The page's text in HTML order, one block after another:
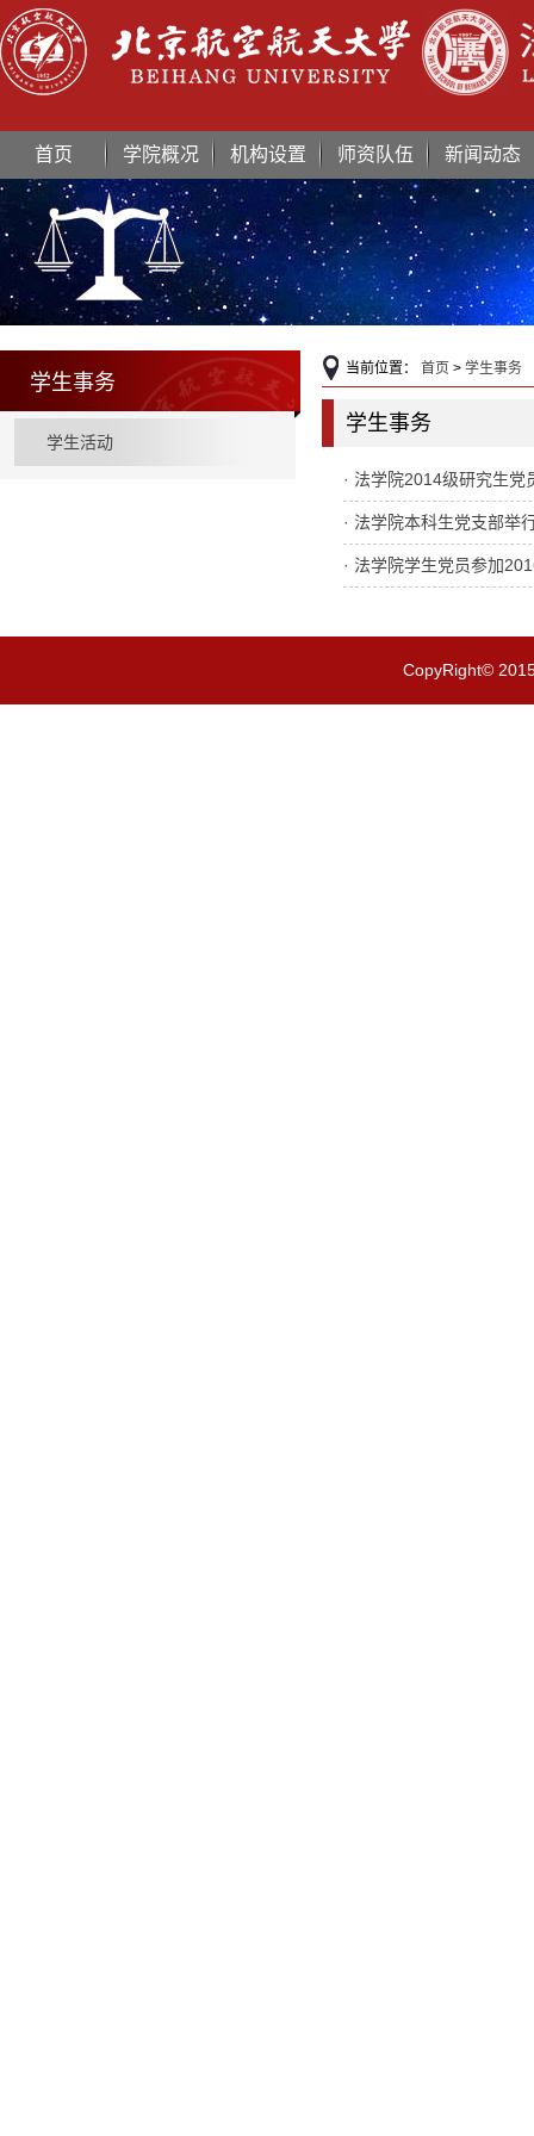
首页 学院概况 机构设置 师资队伍 新闻动态
学生事务
学生活动
当前位置： 首页 > 学生事务
学生事务
· 法学院2014级研究生
· 法学院本科生党支部举
· 法学院学生党员参加
CopyRight©